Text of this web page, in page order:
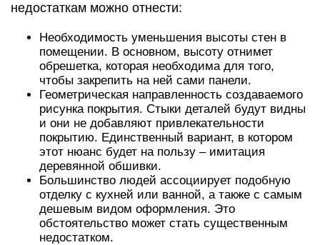
недостаткам можно отнести:
Необходимость уменьшения высоты стен в
помещении. В основном, высоту отнимет
обрешетка, которая необходима для того,
чтобы закрепить на ней сами панели.
Геометрическая направленность создаваемого
рисунка покрытия. Стыки деталей будут видны
и они не добавляют привлекательности
покрытию. Единственный вариант, в котором
этот нюанс будет на пользу – имитация
деревянной обшивки.
Большинство людей ассоциирует подобную
отделку с кухней или ванной, а также с самым
дешевым видом оформления. Это
обстоятельство может стать существенным
недостатком.